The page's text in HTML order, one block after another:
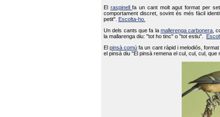
El raspinellfa un cant molt agut format per
comportament discret, sovint és més fàcil
petit".
Escolta-ho.
Un dels cants que fa la mallerenga carbonera ,
la mallarenga diu: "tot ho tinc" o "tot estiu".
Elpinsà comú fa un cant ràpid i melodiós,
el pinsà diu "El pinsà remena el cul, cul, cul,